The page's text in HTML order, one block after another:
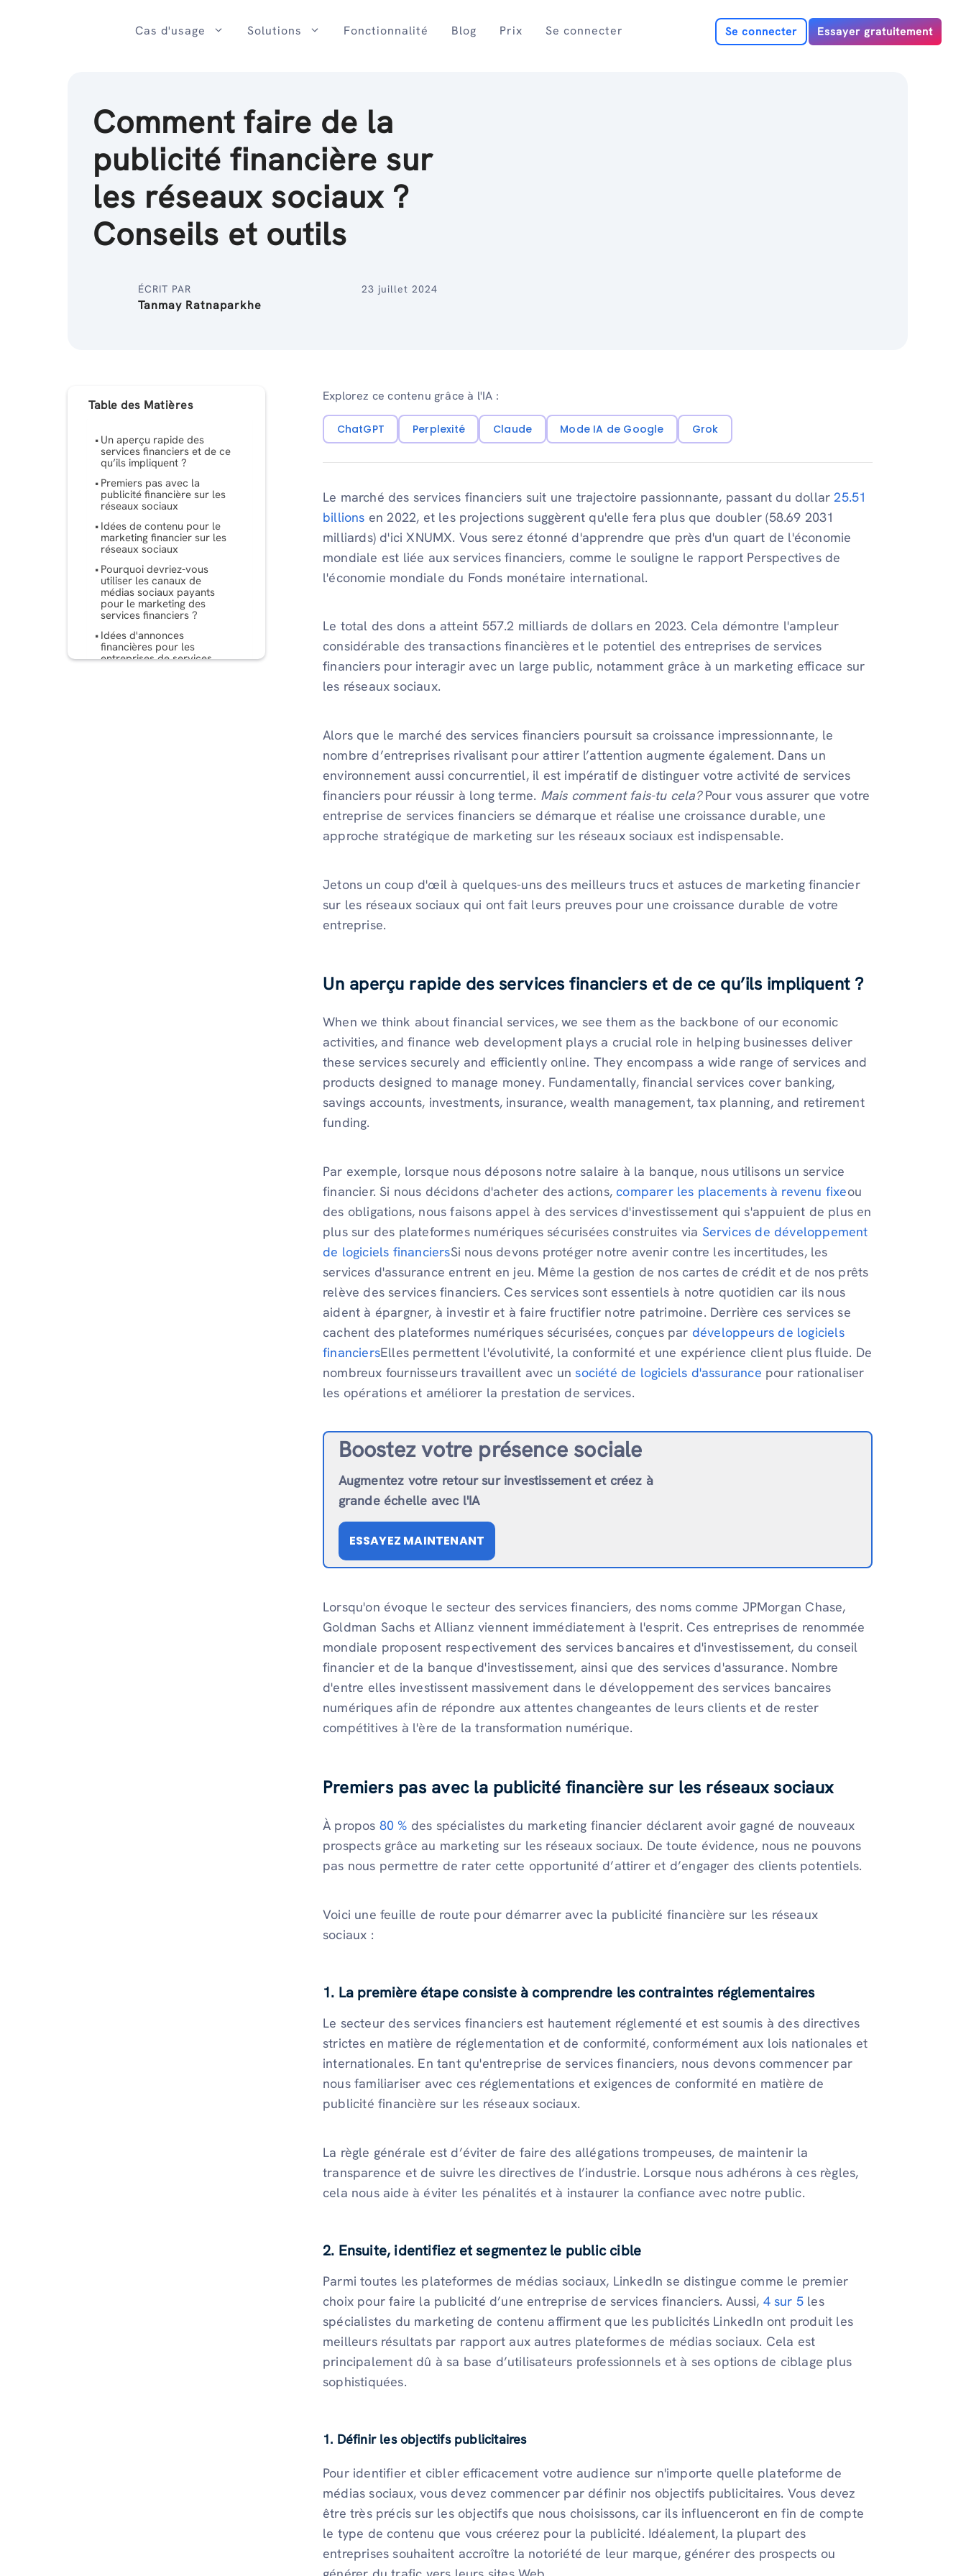
Cas d'usage Solutions Fonctionnalité Blog Prix Se connecter Se connecter Essayer gratuitement
Comment faire de la
publicité financière sur
les réseaux sociaux ?
Conseils et outils
ÉCRIT PAR
Tanmay Ratnaparkhe
23 juillet 2024
Table des Matières
Un aperçu rapide des
services financiers et de ce
qu’ils impliquent ?
Premiers pas avec la
publicité financière sur les
réseaux sociaux
Idées de contenu pour le
marketing financier sur les
réseaux sociaux
Pourquoi devriez-vous
utiliser les canaux de
médias sociaux payants
pour le marketing des
services financiers ?
Idées d'annonces
financières pour les
entreprises de services
Explorez ce contenu grâce à l'IA :
ChatGPT Perplexité Claude Mode IA de Google Grok
Le marché des services financiers suit une trajectoire passionnante, passant du dollar25.51
billions en 2022, et les projections suggèrent qu'elle fera plus que doubler (58.69 2031
milliards) d'ici XNUMX. Vous serez étonné d'apprendre que près d'un quart de l'économie
mondiale est liée aux services financiers, comme le souligne le rapport Perspectives de
l'économie mondiale du Fonds monétaire international.
Le total des dons a atteint 557.2 milliards de dollars en 2023. Cela démontre l'ampleur
considérable des transactions financières et le potentiel des entreprises de services
financiers pour interagir avec un large public, notamment grâce à un marketing efficace sur
les réseaux sociaux.
Alors que le marché des services financiers poursuit sa croissance impressionnante, le
nombre d’entreprises rivalisant pour attirer l’attention augmente également. Dans un
environnement aussi concurrentiel, il est impératif de distinguer votre activité de services
financiers pour réussir à long terme. Mais comment fais-tu cela?Pour vous assurer que votre
entreprise de services financiers se démarque et réalise une croissance durable, une
approche stratégique de marketing sur les réseaux sociaux est indispensable.
Jetons un coup d'œil à quelques-uns des meilleurs trucs et astuces de marketing financier
sur les réseaux sociaux qui ont fait leurs preuves pour une croissance durable de votre
entreprise.
Un aperçu rapide des services financiers et de ce qu’ils impliquent ?
When we think about financial services, we see them as the backbone of our economic
activities, and finance web development plays a crucial role in helping businesses deliver
these services securely and efficiently online. They encompass a wide range of services and
products designed to manage money. Fundamentally, financial services cover banking,
savings accounts, investments, insurance, wealth management, tax planning, and retirement
funding.
Par exemple, lorsque nous déposons notre salaire à la banque, nous utilisons un service
financier. Si nous décidons d'acheter des actions, comparer les placements à revenu fixeou
des obligations, nous faisons appel à des services d'investissement qui s'appuient de plus en
plus sur des plateformes numériques sécurisées construites via Services de développement
de logiciels financiersSi nous devons protéger notre avenir contre les incertitudes, les
services d'assurance entrent en jeu. Même la gestion de nos cartes de crédit et de nos prêts
relève des services financiers. Ces services sont essentiels à notre quotidien car ils nous
aident à épargner, à investir et à faire fructifier notre patrimoine. Derrière ces services se
cachent des plateformes numériques sécurisées, conçues par développeurs de logiciels
financiersElles permettent l'évolutivité, la conformité et une expérience client plus fluide. De
nombreux fournisseurs travaillent avec unsociété de logiciels d'assurance pour rationaliser
les opérations et améliorer la prestation de services.
Boostez votre présence sociale
Augmentez votre retour sur investissement et créez à
grande échelle avec l'IA
ESSAYEZ MAINTENANT
Lorsqu'on évoque le secteur des services financiers, des noms comme JPMorgan Chase,
Goldman Sachs et Allianz viennent immédiatement à l'esprit. Ces entreprises de renommée
mondiale proposent respectivement des services bancaires et d'investissement, du conseil
financier et de la banque d'investissement, ainsi que des services d'assurance. Nombre
d'entre elles investissent massivement dans le développement des services bancaires
numériques afin de répondre aux attentes changeantes de leurs clients et de rester
compétitives à l'ère de la transformation numérique.
Premiers pas avec la publicité financière sur les réseaux sociaux
À propos 80 % des spécialistes du marketing financier déclarent avoir gagné de nouveaux
prospects grâce au marketing sur les réseaux sociaux. De toute évidence, nous ne pouvons
pas nous permettre de rater cette opportunité d’attirer et d’engager des clients potentiels.
Voici une feuille de route pour démarrer avec la publicité financière sur les réseaux
sociaux :
1. La première étape consiste à comprendre les contraintes réglementaires
Le secteur des services financiers est hautement réglementé et est soumis à des directives
strictes en matière de réglementation et de conformité, conformément aux lois nationales et
internationales. En tant qu'entreprise de services financiers, nous devons commencer par
nous familiariser avec ces réglementations et exigences de conformité en matière de
publicité financière sur les réseaux sociaux.
La règle générale est d’éviter de faire des allégations trompeuses, de maintenir la
transparence et de suivre les directives de l’industrie. Lorsque nous adhérons à ces règles,
cela nous aide à éviter les pénalités et à instaurer la confiance avec notre public.
2. Ensuite, identifiez et segmentez le public cible
Parmi toutes les plateformes de médias sociaux, LinkedIn se distingue comme le premier
choix pour faire la publicité d’une entreprise de services financiers. Aussi, 4 sur 5 les
spécialistes du marketing de contenu affirment que les publicités LinkedIn ont produit les
meilleurs résultats par rapport aux autres plateformes de médias sociaux. Cela est
principalement dû à sa base d’utilisateurs professionnels et à ses options de ciblage plus
sophistiquées.
1. Définir les objectifs publicitaires
Pour identifier et cibler efficacement votre audience sur n'importe quelle plateforme de
médias sociaux, vous devez commencer par définir nos objectifs publicitaires. Vous devez
être très précis sur les objectifs que nous choisissons, car ils influenceront en fin de compte
le type de contenu que vous créerez pour la publicité. Idéalement, la plupart des
entreprises souhaitent accroître la notoriété de leur marque, générer des prospects ou